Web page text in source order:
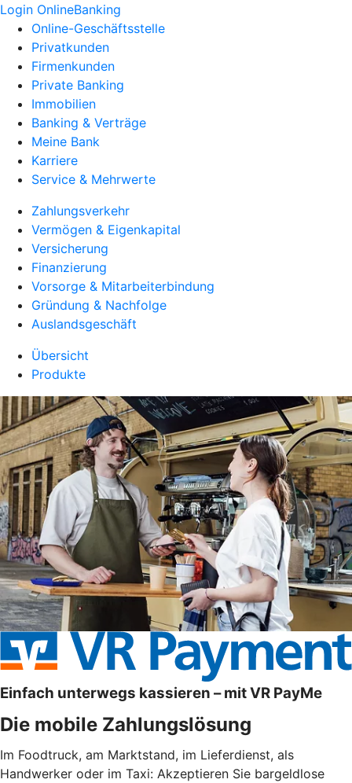
Login OnlineBanking
Online-Geschäftsstelle
Privatkunden
Firmenkunden
Private Banking
Immobilien
Banking & Verträge
Meine Bank
Karriere
Service & Mehrwerte
Zahlungsverkehr
Vermögen & Eigenkapital
Versicherung
Finanzierung
Vorsorge & Mitarbeiterbindung
Gründung & Nachfolge
Auslandsgeschäft
Übersicht
Produkte
Einfach unterwegs kassieren – mit VR PayMe
Die mobile Zahlungslösung
Im Foodtruck, am Marktstand, im Lieferdienst, als
Handwerker oder im Taxi: Akzeptieren Sie bargeldlose